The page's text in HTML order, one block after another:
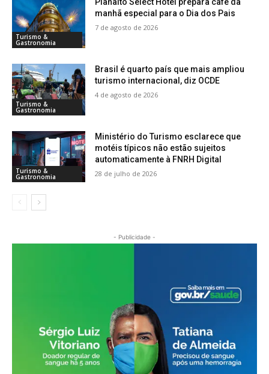
Turismo &
Gastronomia
Planalto Select Hotel prepara café da
manhã especial para o Dia dos Pais
7 de agosto de 2026
Turismo &
Gastronomia
Brasil é quarto país que mais ampliou
turismo internacional, diz OCDE
4 de agosto de 2026
Turismo &
Gastronomia
Ministério do Turismo esclarece que
motéis típicos não estão sujeitos
automaticamente à FNRH Digital
28 de julho de 2026
- Publicidade -